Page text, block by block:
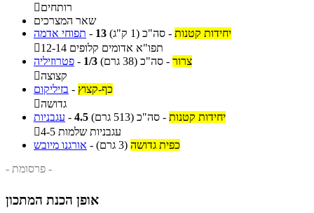
רותחים
שאר המצרכים
תפוחי אדמה - 13 יחידות קטנות - סה"כ (1 ק"ג)

12-14 תפו"א אדומים קלופים
פטרוזיליה - 1/3 צרור - סה"כ (38 גרם)
קצוצה
בזיליקום - כף-קצוץ
גדושה
עגבניות - 4.5 יחידות קטנות - סה"כ (513 גרם)

4-5 עגבניות שלמות
אורגנו מיובש - כפית גדושה (3 גרם)
- פרסומת -
אופן הכנת המתכון